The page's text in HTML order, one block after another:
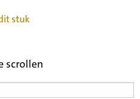
stuk
scrollen